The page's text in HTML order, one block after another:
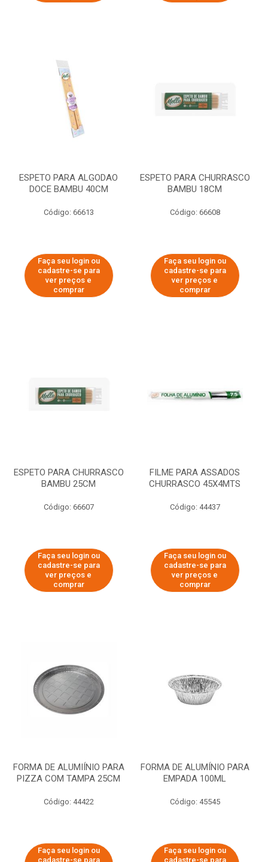
ESPETO PARA ALGODAO
DOCE BAMBU 40CM
Código: 66613
Faça seu login ou
cadastre-se para
ver preços e
comprar
ESPETO PARA CHURRASCO
BAMBU 18CM
Código: 66608
Faça seu login ou
cadastre-se para
ver preços e
comprar
ESPETO PARA CHURRASCO
BAMBU 25CM
Código: 66607
Faça seu login ou
cadastre-se para
ver preços e
comprar
FILME PARA ASSADOS
CHURRASCO 45X4MTS
Código: 44437
Faça seu login ou
cadastre-se para
ver preços e
comprar
FORMA DE ALUMIÍNIO PARA
PIZZA COM TAMPA 25CM
Código: 44422
Faça seu login ou
cadastre-se para
FORMA DE ALUMÍNIO PARA
EMPADA 100ML
Código: 45545
Faça seu login ou
cadastre-se para